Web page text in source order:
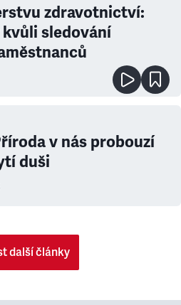
zdravotnictví:
sledování
v nás probouzí
duši
další články